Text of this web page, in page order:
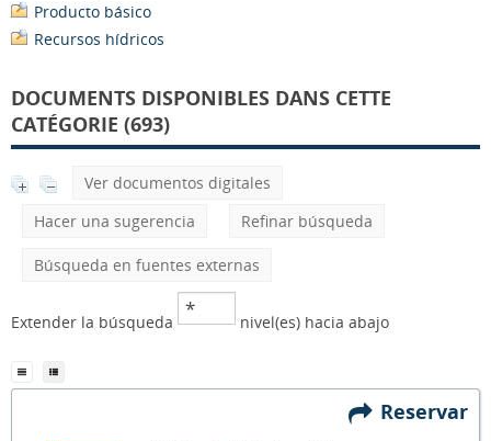
Producto básico
Recursos hídricos
DOCUMENTS DISPONIBLES DANS CETTE
CATÉGORIE (693)
Ver documentos digitales
Hacer una sugerencia
Refinar búsqueda
Búsqueda en fuentes externas
Extender la búsqueda nivel(es) hacia abajo
Reservar